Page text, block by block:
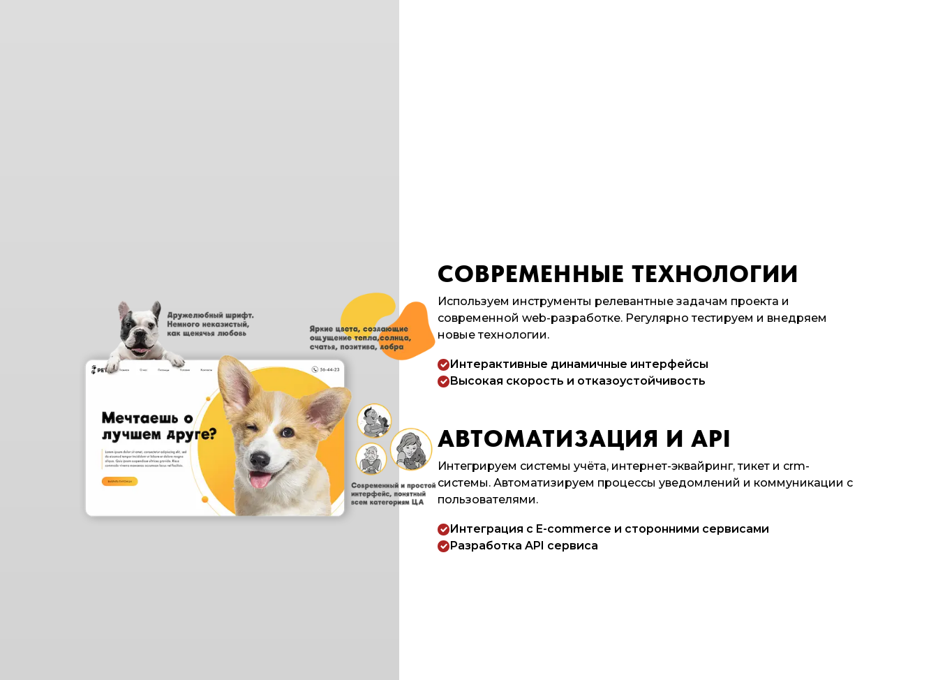
СОВРЕМЕННЫЕ ТЕХНОЛОГИИ
Используем инструменты релевантные задачам проекта и
современной web-разработке. Регулярно тестируем и внедряем
новые технологии.
Интерактивные динамичные интерфейсы
Высокая скорость и отказоустойчивость
АВТОМАТИЗАЦИЯ И API
Интегрируем системы учёта, интернет-эквайринг, тикет и crm-
системы. Автоматизируем процессы уведомлений и коммуникации с
пользователями.
Интеграция с E-commerce и сторонними сервисами
Разработка API сервиса